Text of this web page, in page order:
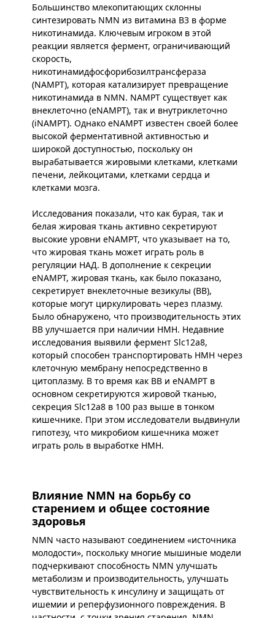
Большинство млекопитающих склонны
синтезировать NMN из витамина B3 в форме
никотинамида. Ключевым игроком в этой
реакции является фермент, ограничивающий
скорость,
никотинамидфосфорибозилтрансфераза
(NAMPT), которая катализирует превращение
никотинамида в NMN. NAMPT существует как
внеклеточно (eNAMPT), так и внутриклеточно
(iNAMPT). Однако eNAMPT известен своей более
высокой ферментативной активностью и
широкой доступностью, поскольку он
вырабатывается жировыми клетками, клетками
печени, лейкоцитами, клетками сердца и
клетками мозга.
Исследования показали, что как бурая, так и
белая жировая ткань активно секретируют
высокие уровни eNAMPT, что указывает на то,
что жировая ткань может играть роль в
регуляции НАД. В дополнение к секреции
eNAMPT, жировая ткань, как было показано,
секретирует внеклеточные везикулы (ВВ),
которые могут циркулировать через плазму.
Было обнаружено, что производительность этих
ВВ улучшается при наличии НМН. Недавние
исследования выявили фермент Slc12a8,
который способен транспортировать НМН через
клеточную мембрану непосредственно в
цитоплазму. В то время как ВВ и eNAMPT в
основном секретируются жировой тканью,
секреция Slc12a8 в 100 раз выше в тонком
кишечнике. При этом исследователи выдвинули
гипотезу, что микробиом кишечника может
играть роль в выработке НМН.
Влияние NMN на борьбу со
старением и общее состояние
здоровья
NMN часто называют соединением «источника
молодости», поскольку многие мышиные модели
подчеркивают способность NMN улучшать
метаболизм и производительность, улучшать
чувствительность к инсулину и защищать от
ишемии и реперфузионного повреждения. В